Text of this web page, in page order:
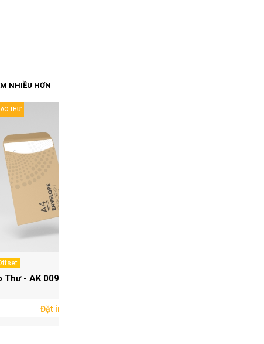
NHIỀU HƠN
THƯ
Thư - AK 009
Đặt in ngay